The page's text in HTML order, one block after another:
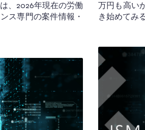
、2026年現在の労働
ス専門の案件情報・
万円も高い
き始めてみ